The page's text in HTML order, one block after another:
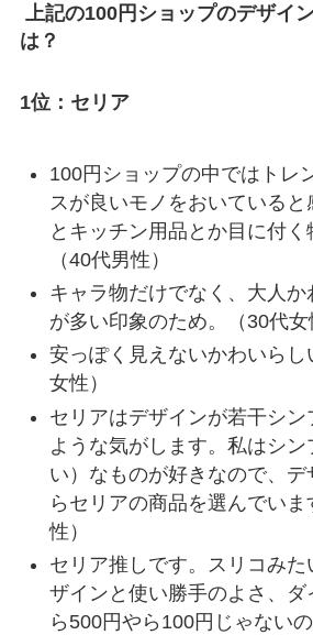
上記の100円ショップのデザイ
は？
1位：セリア
100円ショップの中ではトレ
スが良いモノをおいている
とキッチン用品とか目に付く
（40代男性）
キャラ物だけでなく、大人
が多い印象のため。（30代女
安っぽく見えないかわいら
女性）
セリアはデザインが若干シ
ような気がします。私はシ
い）なものが好きなので、デ
らセリアの商品を選んでいま
性）
セリア推しです。スリコみ
ザインと使い勝手のよさ、ダ
ら500円やら100円じゃない